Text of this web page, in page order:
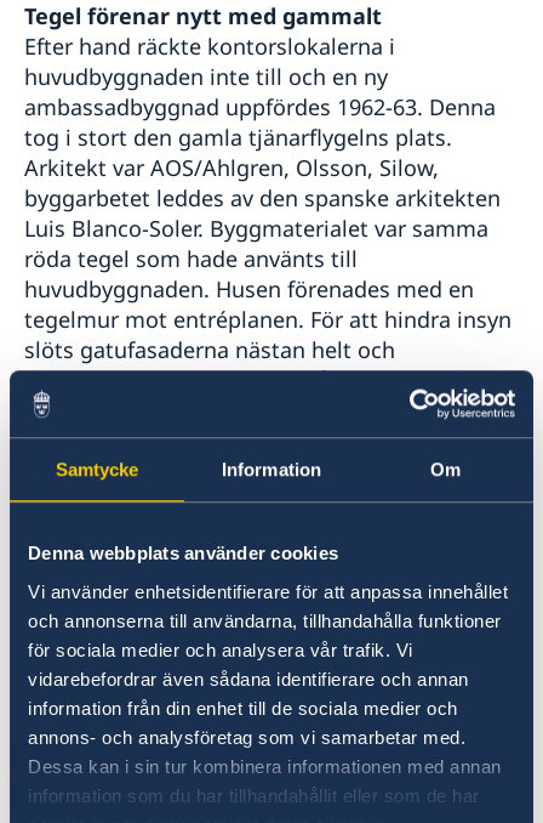
Samtycke Information Om
Denna webbplats använder cookies
Vi använder enhetsidentifierare för att anpassa innehållet
och annonserna till användarna, tillhandahålla funktioner
för sociala medier och analysera vår trafik. Vi
vidarebefordrar även sådana identifierare och annan
information från din enhet till de sociala medier och
annons- och analysföretag som vi samarbetar med.
Dessa kan i sin tur kombinera informationen med annan
information som du har tillhandahållit eller som de har
Tegel förenar nytt med gammalt
Efter hand räckte kontorslokalerna i
huvudbyggnaden inte till och en ny
ambassadbyggnad uppfördes 1962-63. Denna
tog i stort den gamla tjänarflygelns plats.
Arkitekt var AOS/Ahlgren, Olsson, Silow,
byggarbetet leddes av den spanske arkitekten
Luis Blanco-Soler. Byggmaterialet var samma
röda tegel som hade använts till
huvudbyggnaden. Husen förenades med en
tegelmur mot entréplanen. För att hindra insyn
slöts gatufasaderna nästan helt och
tjänsterummen ligger mot gården.
Senare åtgärder
År 2004 skulle ambassaden fira sin 100-årsdag
när en kraftig eldsvåda bröt ut i
ambassadresidenset vid ett takarbete.
Yttertaket och plan tre blev helt förstörda.
Statens fastighetsverk (SFV) passade i
återställningsarbetet på att göra flera andra
förbättringar bland annat av isolering och
vattentäthet. I juni 2005 kunde ambassaden
fira sin försenade 100-årsdag. År 2011
renoverade SFV fasaden och 2012
tillgänglighetsanpassade SFV entrén.